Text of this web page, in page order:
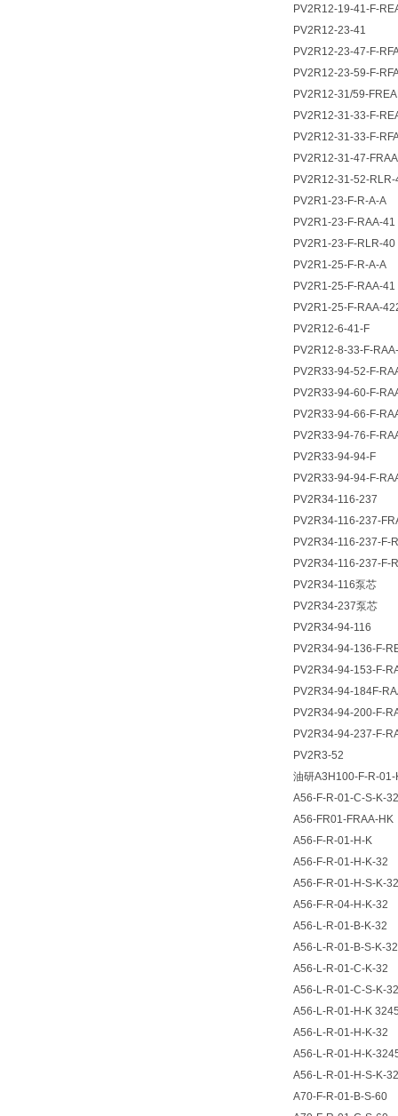
PV2R12-19-41-F-
PV2R12-23-41
PV2R12-23-47-F-
PV2R12-23-59-F-
PV2R12-31/59-
PV2R12-31-33-F-
PV2R12-31-33-F-
PV2R12-31-47-
PV2R12-31-52-
PV2R1-23-F-R-A-A
PV2R1-23-F-RAA-41
PV2R1-23-F-RLR-40
PV2R1-25-F-R-A-A
PV2R1-25-F-RAA-41
PV2R1-25-F-RAA-
PV2R12-6-41-F
PV2R12-8-33-F-
PV2R33-94-52-F-
PV2R33-94-60-F-
PV2R33-94-66-F-
PV2R33-94-76-F-
PV2R33-94-94-F
PV2R33-94-94-F-
PV2R34-116-237
PV2R34-116-237-
PV2R34-116-237-F-
PV2R34-116-237-F-
PV2R34-116泵芯
PV2R34-237泵芯
PV2R34-94-116
PV2R34-94-136-F-
PV2R34-94-153-F-
PV2R34-94-184F-
PV2R34-94-200-F-
PV2R34-94-237-F-
PV2R3-52
油研A3H100-F-R-
A56-F-R-01-C-S-K-32
A56-FR01-FRAA-HK
A56-F-R-01-H-K
A56-F-R-01-H-K-32
A56-F-R-01-H-S-K-32
A56-F-R-04-H-K-32
A56-L-R-01-B-K-32
A56-L-R-01-B-S-K-32
A56-L-R-01-C-K-32
A56-L-R-01-C-S-K-32
A56-L-R-01-H-K
A56-L-R-01-H-K-32
A56-L-R-01-H-K-
A56-L-R-01-H-S-K-32
A70-F-R-01-B-S-60